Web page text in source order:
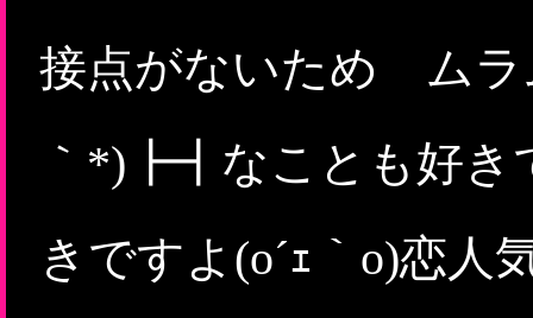
接点がないため ムラ
｀*)┣┫なことも好き
きですよ(o´ｪ｀o)恋